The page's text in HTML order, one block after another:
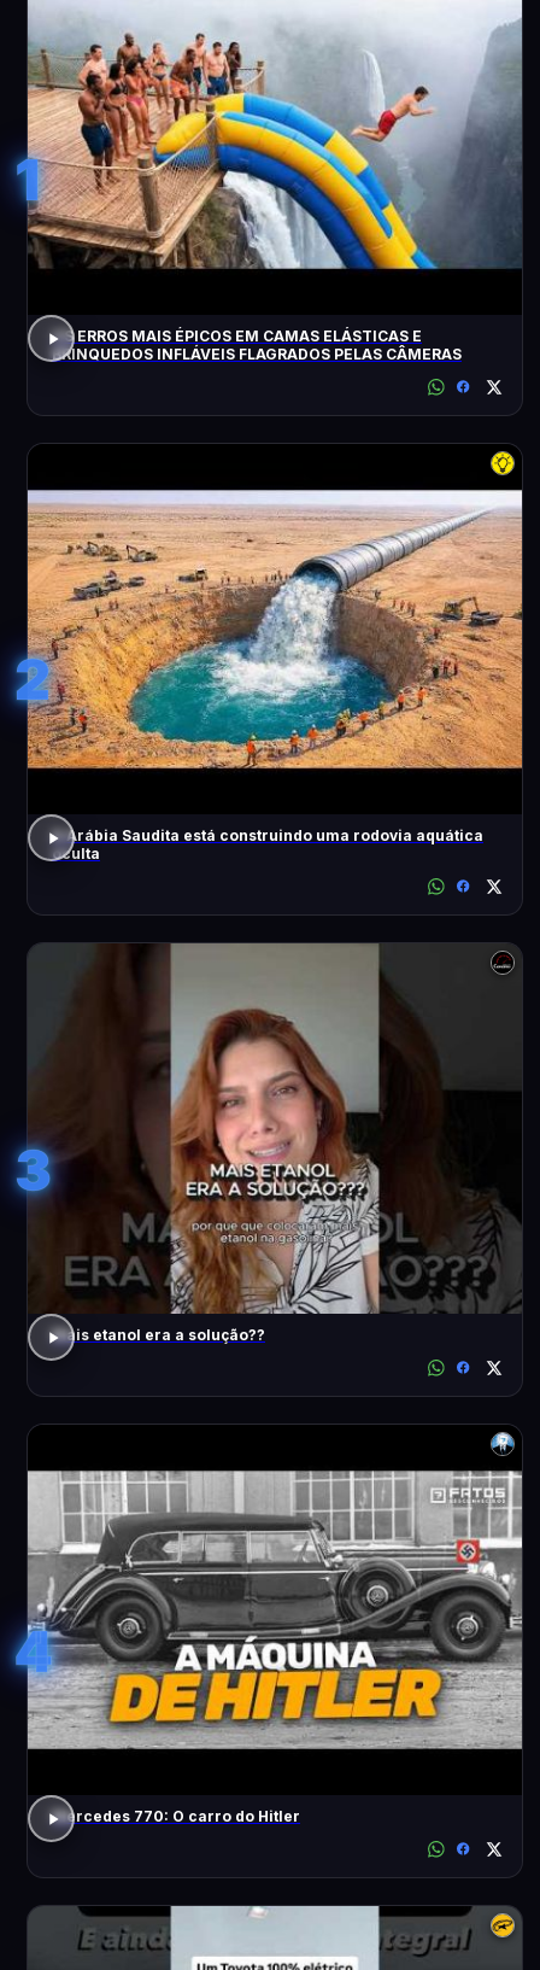
1
OS ERROS MAIS ÉPICOS EM CAMAS ELÁSTICAS E
BRINQUEDOS INFLÁVEIS FLAGRADOS PELAS CÂMERAS
2
A Arábia Saudita está construindo uma rodovia aquática
oculta
3
Mais etanol era a solução??
4
Mercedes 770: O carro do Hitler